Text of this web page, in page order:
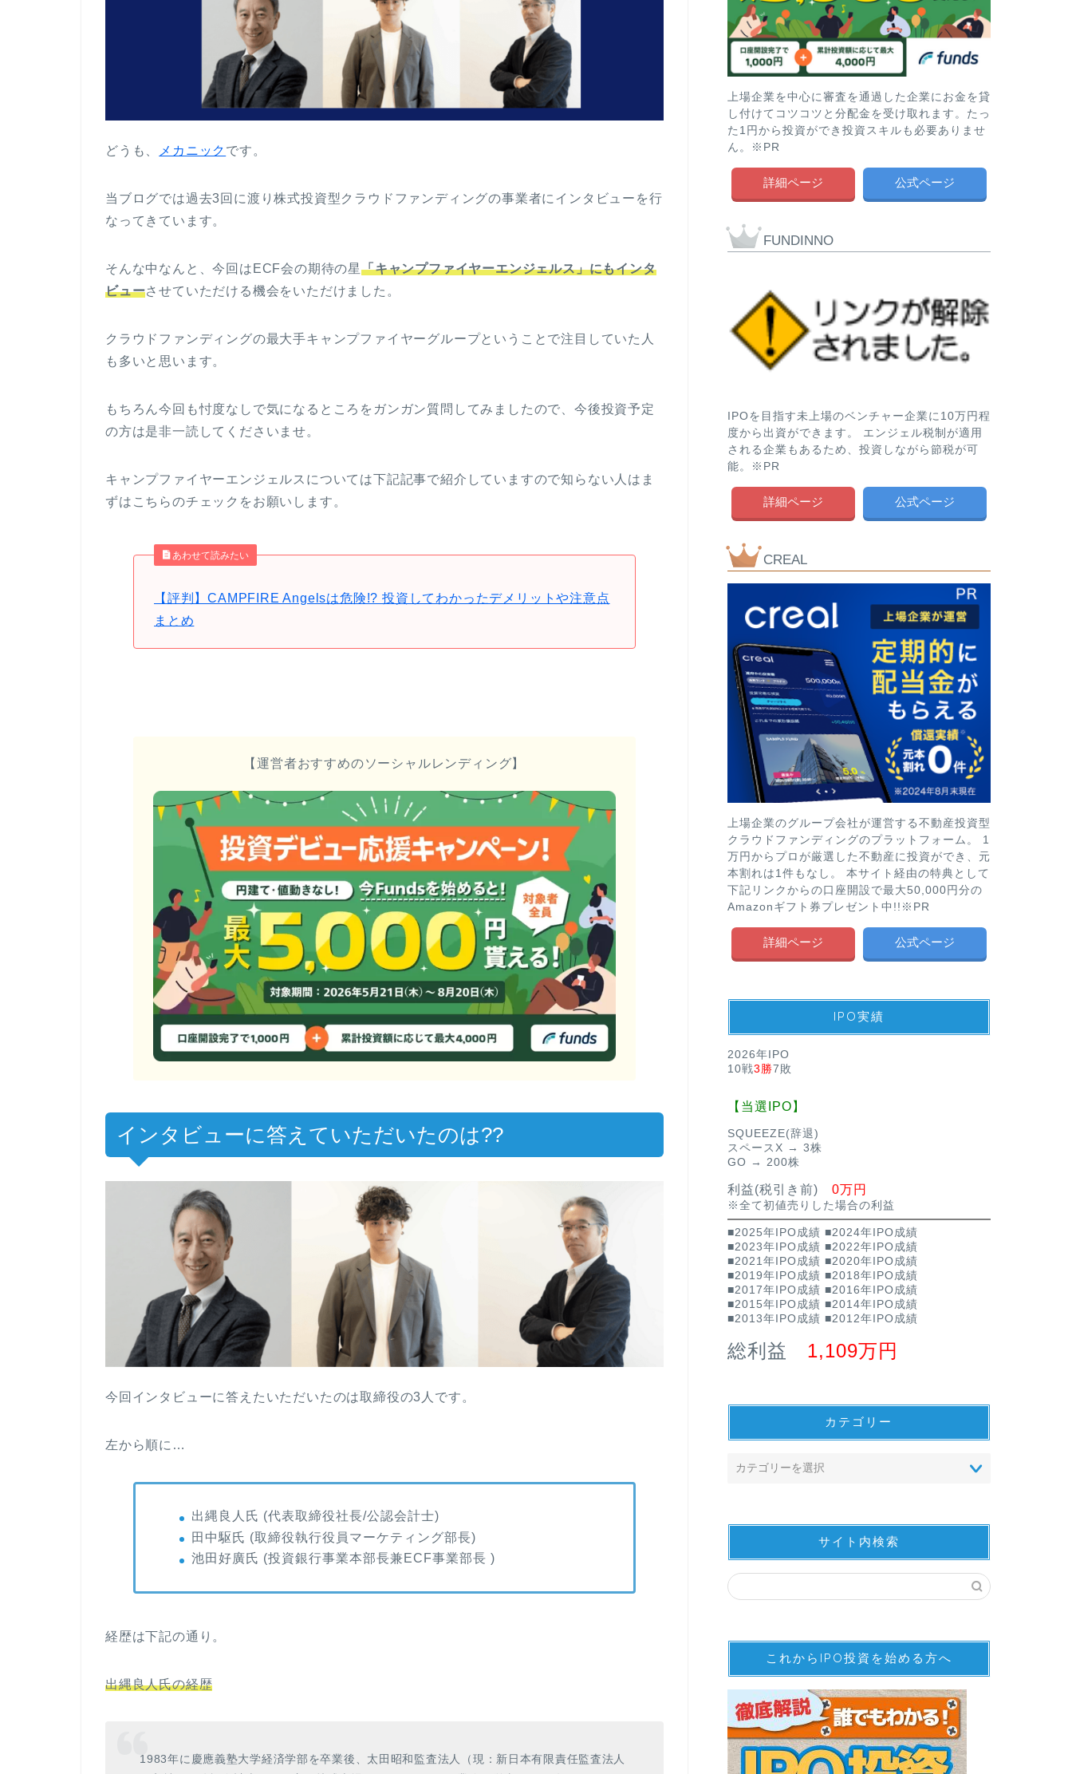
どうも、 メカニック です。
当ブログでは過去3回に渡り株式投資型クラウドファンディングの事業者にインタビューを行
なってきています。
そんな中なんと、今回はECF会の期待の星「キャンプファイヤーエンジェルス」にもインタ
ビューさせていただける機会をいただけました。
クラウドファンディングの最大手キャンプファイヤーグループということで注目していた人
も多いと思います。
もちろん今回も忖度なしで気になるところをガンガン質問してみましたので、今後投資予定
の方は是非一読してくださいませ。
キャンプファイヤーエンジェルスについては下記記事で紹介していますので知らない人はま
ずはこちらのチェックをお願いします。
あわせて読みたい
【評判】CAMPFIRE Angelsは危険!? 投資してわかったデメリットや注意点
まとめ
【運営者おすすめのソーシャルレンディング】
インタビューに答えていただいたのは??
今回インタビューに答えたいただいたのは取締役の3人です。
左から順に…
出縄良人氏 (代表取締役社長/公認会計士)
田中駆氏 (取締役執行役員マーケティング部長)
池田好廣氏 (投資銀行事業本部長兼ECF事業部長 )
経歴は下記の通り。
出縄良人氏の経歴
1983年に慶應義塾大学経済学部を卒業後、太田昭和監査法人（現：新日本有限責任監査法人
上場企業を中心に審査を通過した企業にお金を貸
し付けてコツコツと分配金を受け取れます。たっ
た1円から投資ができ投資スキルも必要ありませ
ん。※PR
詳細ページ 公式ページ
FUNDINNO
IPOを目指す未上場のベンチャー企業に10万円程
度から出資ができます。 エンジェル税制が適用
される企業もあるため、投資しながら節税が可
能。※PR
詳細ページ 公式ページ
CREAL
上場企業のグループ会社が運営する不動産投資型
クラウドファンディングのプラットフォーム。 1
万円からプロが厳選した不動産に投資ができ、元
本割れは1件もなし。 本サイト経由の特典として
下記リンクからの口座開設で最大50,000円分の
Amazonギフト券プレゼント中!!※PR
詳細ページ 公式ページ
IPO実績
2026年IPO
10戦3勝7敗
【当選IPO】
SQUEEZE(辞退)
スペースX → 3株
GO → 200株
利益(税引き前) 0万円
※全て初値売りした場合の利益
■2025年IPO成績 ■2024年IPO成績
■2023年IPO成績 ■2022年IPO成績
■2021年IPO成績 ■2020年IPO成績
■2019年IPO成績 ■2018年IPO成績
■2017年IPO成績 ■2016年IPO成績
■2015年IPO成績 ■2014年IPO成績
■2013年IPO成績 ■2012年IPO成績
総利益 1,109万円
カテゴリー
サイト内検索
これからIPO投資を始める方へ